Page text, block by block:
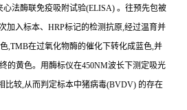
心法酶联免疫吸附试验(ELISA) 。往预先包被
加入标本、 HRP标记的检测抗原,经过温育并
,TMB在过氧化物酶的催化下转化成蓝色,并
的黄色。用酶标仪在450NM波长下测定吸光
比较,从而判定标本中猪病毒(BVDV) 的存在